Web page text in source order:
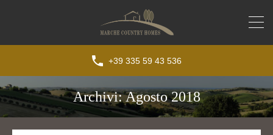
+39 335 59 43 536
Archivi: Agosto 2018